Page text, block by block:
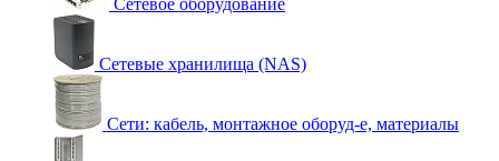
Сетевое оборудование
Сетевые хранилища (NAS)
Сети: кабель, монтажное оборуд-е, материалы